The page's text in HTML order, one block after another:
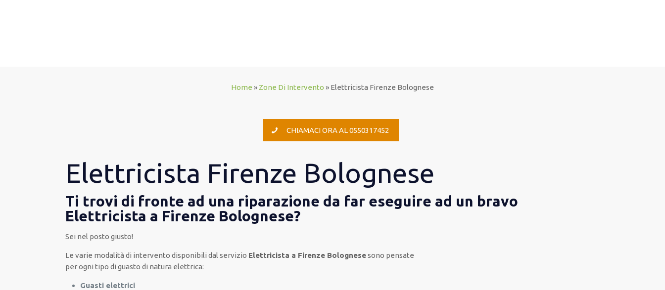
Home » Zone Di Intervento » Elettricista Firenze Bolognese
CHIAMACI ORA AL 0550317452
Elettricista Firenze Bolognese
Ti trovi di fronte ad una riparazione da far eseguire ad un bravo
Elettricista a Firenze Bolognese?
Sei nel posto giusto!
Levarie modalità di intervento disponibili dal servizio Elettricista a Firenze Bolognesesono pensate
perogni tipo di guasto di natura elettrica:
Guasti elettrici